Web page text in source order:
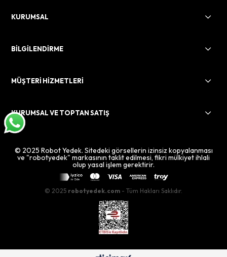
KURUMSAL
BİLGİLENDİRME
MÜŞTERİ HİZMETLERİ
KURUMSAL VE TOPTAN SATIŞ
© 2025 Robot Yedek. Sitedeki görsellerin izinsiz kopyalanması
ve "robotyedek" markasının taklit edilmesi, fikri mülkiyet ihlali
olup yasal işlem gerektirir.
© 2025 robotyedek.com - Tüm Hakları Saklıdır.